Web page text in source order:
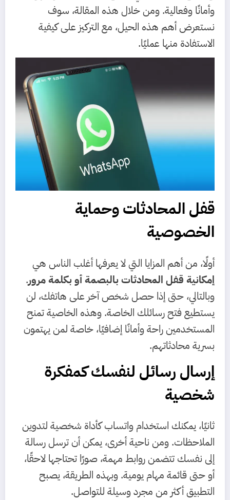
وأمانًا وفعالية. ومن خلال هذه المقالة، سوف
نستعرض أهم هذه الحيل، مع التركيز على كيفية
الاستفادة منها عمليًا.
قفل المحادثات وحماية
الخصوصية
أولًا، من أهم المزايا التي لا يعرفها أغلب الناس هي
إمكانية قفل المحادثات بالبصمة أو بكلمة مرور.
وبالتالي، حتى إذا حصل شخص آخر على هاتفك، لن
يستطيع فتح رسائلك الخاصة. وهذه الخاصية تمنح
المستخدمين راحة وأمانًا إضافيًا، خاصة لمن يهتمون
بسرية محادثاتهم.
إرسال رسائل لنفسك كمفكرة
شخصية
ثانيًا، يمكنك استخدام واتساب كأداة شخصية لتدوين
الملاحظات. ومن ناحية أخرى، يمكن أن ترسل رسالة
إلى نفسك تتضمن روابط مهمة، صورًا تحتاجها لاحقًا،
أو حتى قائمة مهام يومية. وبهذه الطريقة، يصبح
التطبيق أكثر من مجرد وسيلة للتواصل.